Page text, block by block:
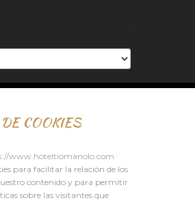
.
COOKIES
www.hoteltiomanolo.com
para facilitar la relación de los
contenido y para permitir
sobre las visitantes que